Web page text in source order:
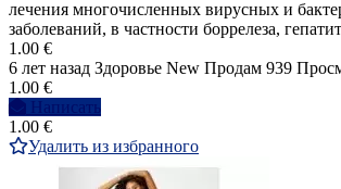
лечения многочисленных вирусных и
заболеваний, в частности боррелеза,
1.00 €
6 лет назад Здоровье New Продам 939
1.00 €
Написать
1.00 €
Удалить из избранного